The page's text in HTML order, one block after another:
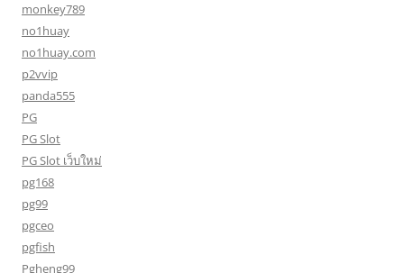
monkey789
no1huay
no1huay.com
p2vvip
panda555
PG
PG Slot
PG Slot เว็บใหม่
pg168
pg99
pgceo
pgfish
Pgheng99